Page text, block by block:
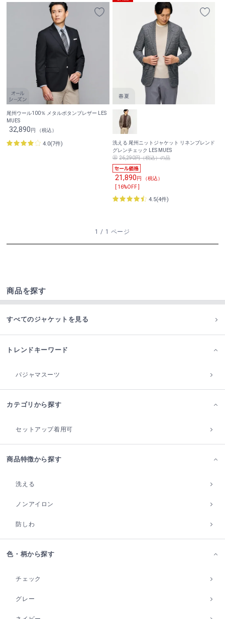
尾州ウール100％ メタルボタンブレザー LES
MUES
32,890円 （税込）
4.0(7件)
洗える 尾州ニットジャケット リネンブレンド
グレンチェック LES MUES
26,290円（税込）の品
21,890円 （税込）
[ 16%OFF ]
4.5(4件)
1 / 1 ページ
商品を探す
すべてのジャケットを見る
トレンドキーワード
パジャマスーツ
カテゴリから探す
セットアップ着用可
商品特徴から探す
洗える
ノンアイロン
防しわ
色・柄から探す
チェック
グレー